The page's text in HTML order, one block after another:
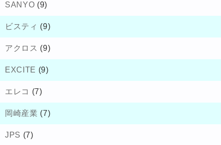
SANYO (9)
ビスティ (9)
アクロス (9)
EXCITE (9)
エレコ (7)
岡崎産業 (7)
JPS (7)